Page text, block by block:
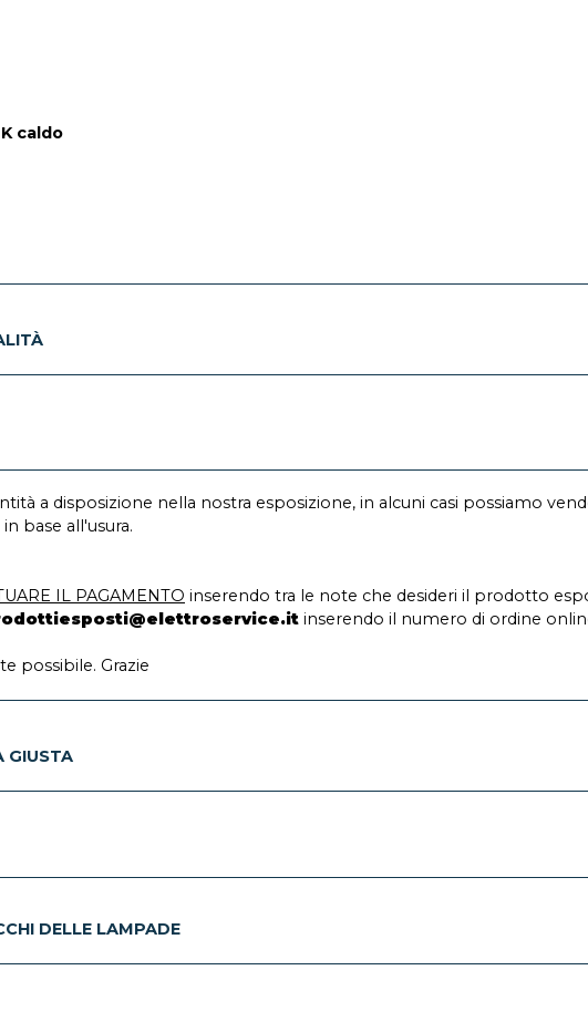
caldo
a disposizione nella nostra esposizione, in alcuni casi possiamo
base all'usura.
IL PAGAMENTO inserendo tra le note che desideri il prodotto
inserendo il numero di ordine
possibile. Grazie
GIUSTA
DELLE LAMPADE